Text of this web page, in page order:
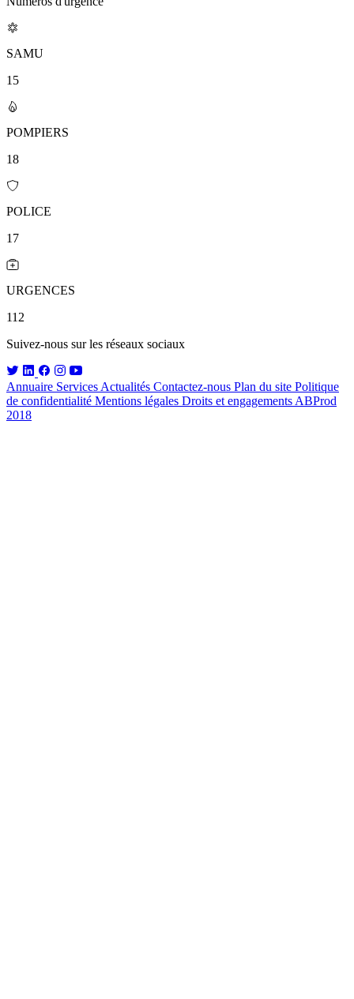
SAMU
15
POMPIERS
18
POLICE
17
URGENCES
112
Suivez-nous sur les réseaux sociaux
Annuaire Services Actualités Contactez-nous Plan du site Politique
de confidentialité Mentions légales Droits et engagements ABProd
2018